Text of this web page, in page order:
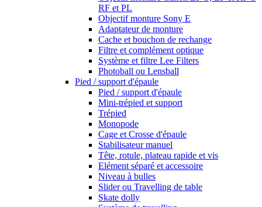
RF et PL
Objectif monture Sony E
Adaptateur de monture
Cache et bouchon de rechange
Filtre et complément optique
Système et filtre Lee Filters
Photoball ou Lensball
Pied / support d'épaule
Pied / support d'épaule
Mini-trépied et support
Trépied
Monopode
Cage et Crosse d'épaule
Stabilisateur manuel
Tête, rotule, plateau rapide et vis
Elément séparé et accessoire
Niveau à bulles
Slider ou Travelling de table
Skate dolly